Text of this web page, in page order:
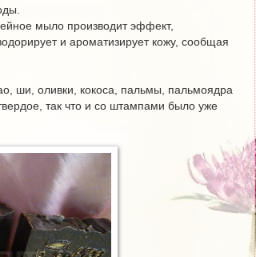
мыло производит эффект,
и ароматизирует кожу, сообщая
ши, оливки, кокоса, пальмы, пальмоядра
так что и со штампами было уже